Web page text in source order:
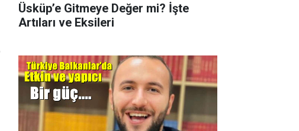
Üsküp’e Gitmeye Değer mi? İşte
Artıları ve Eksileri